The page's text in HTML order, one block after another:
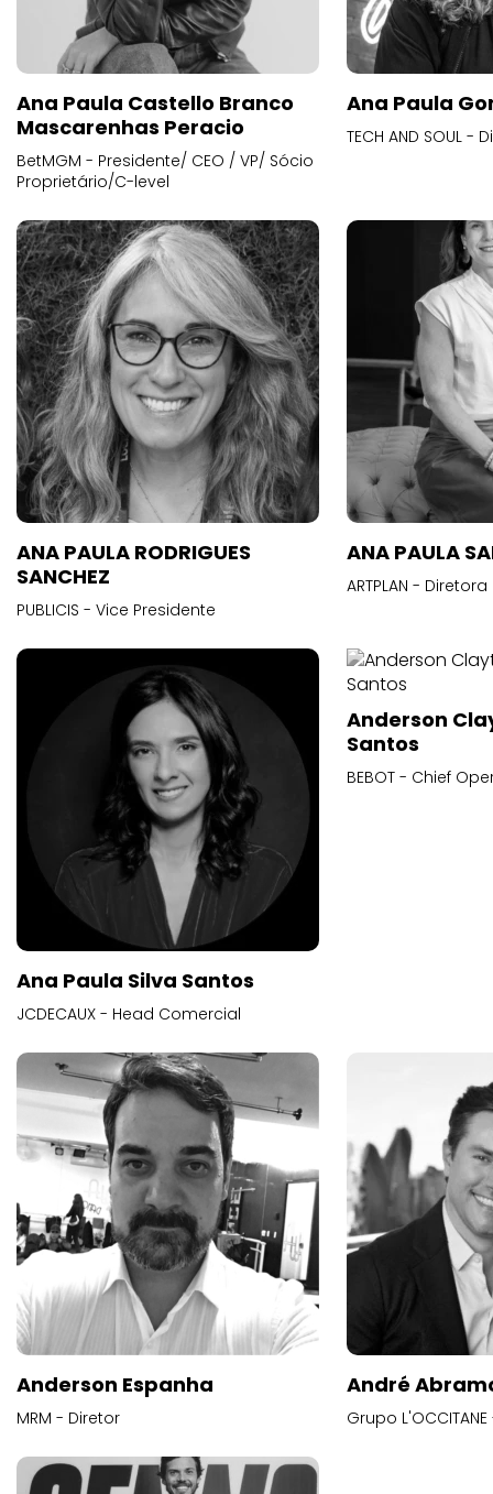
Ana Paula Castello Branco
Mascarenhas Peracio
BetMGM - Presidente/ CEO / VP/ Sócio
Proprietário/C-level
Ana Paula
TECH AND SOUL
ANA PAULA RODRIGUES
SANCHEZ
PUBLICIS - Vice Presidente
ANA PAULA
ARTPLAN -
Ana Paula Silva Santos
JCDECAUX - Head Comercial
Anderson
Santos
BEBOT - Chief
Anderson Espanha
MRM - Diretor
André
Grupo